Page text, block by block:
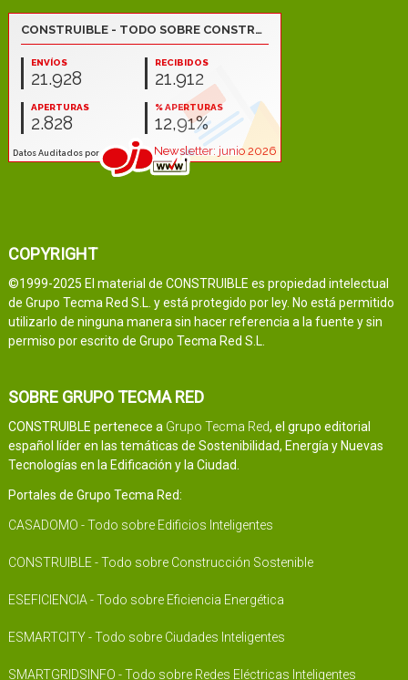
COPYRIGHT
©1999-2025 El material de CONSTRUIBLE es propiedad intelectual
de Grupo Tecma Red S.L. y está protegido por ley. No está permitido
utilizarlo de ninguna manera sin hacer referencia a la fuente y sin
permiso por escrito de Grupo Tecma Red S.L.
SOBRE GRUPO TECMA RED
CONSTRUIBLE pertenece a Grupo Tecma Red, el grupo editorial
español líder en las temáticas de Sostenibilidad, Energía y Nuevas
Tecnologías en la Edificación y la Ciudad.
Portales de Grupo Tecma Red:
CASADOMO - Todo sobre Edificios Inteligentes
CONSTRUIBLE - Todo sobre Construcción Sostenible
ESEFICIENCIA - Todo sobre Eficiencia Energética
ESMARTCITY - Todo sobre Ciudades Inteligentes
SMARTGRIDSINFO - Todo sobre Redes Eléctricas Inteligentes